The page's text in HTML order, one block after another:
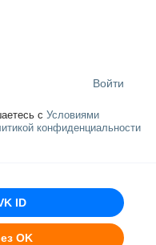
Войти
с Условиями
конфиденциальности
ID
OK